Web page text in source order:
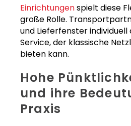
Einrichtungenspielt diese
große Rolle.
und Lieferfenster individuell
Service, der klassische
bieten kann.
Hohe
und ihre
Praxis